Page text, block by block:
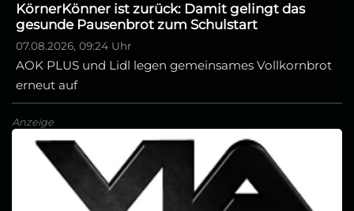
KörnerKönner ist zurück: Damit gelingt das
gesunde Pausenbrot zum Schulstart
07.08.2026, 09:24 Uhr
AOK PLUS und Lidl legen gemeinsames Vollkornbrot
erneut auf
Anzeige